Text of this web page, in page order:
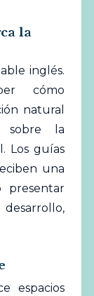
la
inglés.
cómo
natural
sobre la
Los guías
una
presentar
espacios